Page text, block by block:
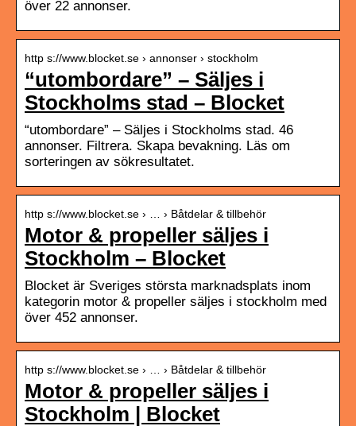
över 22 annonser.
http s://www.blocket.se › annonser › stockholm
“utombordare” – Säljes i
Stockholms stad – Blocket
“utombordare” – Säljes i Stockholms stad. 46
annonser. Filtrera. Skapa bevakning. Läs om
sorteringen av sökresultatet.
http s://www.blocket.se › … › Båtdelar & tillbehör
Motor & propeller säljes i
Stockholm – Blocket
Blocket är Sveriges största marknadsplats inom
kategorin motor & propeller säljes i stockholm med
över 452 annonser.
http s://www.blocket.se › … › Båtdelar & tillbehör
Motor & propeller säljes i
Stockholm | Blocket